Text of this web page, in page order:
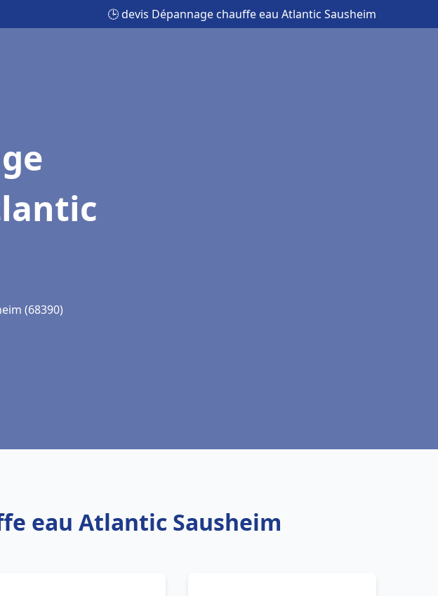
🕒 devis Dépannage chauffe eau Atlantic Sausheim
(68390)
eau Atlantic Sausheim